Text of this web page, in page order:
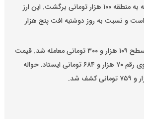
داشت. قیمت تتر در روز دوشنبه به کریدور ۹۰ هزار تومانی سقوط کرد؛ اما در ادامه به منطقه ۱۰۰ هزار تومانی برگشت. این ارز
هزار و ۳۰۰ تومانی در حال معامله است و نسبت به روز دوشنبه افت پنج هزار
نیز در سطح ۱۰۹ هزار و ۳۰۰ تومانی معامله شد. قیمت
اسکناس دلار در مرکز مبادله روز سه‌شنبه ۱۹ فروردین کاهش ۸۰ تومانی داشت و روی رقم ۷۰ هزار و ۶۸۴ تومانی ایستاد. حواله